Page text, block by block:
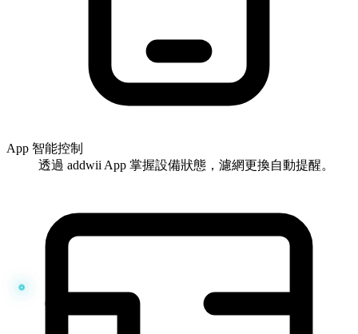
App 智能控制
透過 addwii App 掌握設備狀態，濾網更換自動提醒。